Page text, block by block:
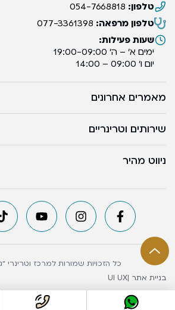
טלפון: 054-7668818
טלפון מרפאה: 077-3361398
שעות פעילות:
ימים א’ – ה’ 19:00-09:00
יום ו’ 09:00 – 14:00
מאמרים אחרונים
שירותים וטרינריים
ניווט מהיר
כל הזכויות שמורות למרכז וטרינרי
בניית אתר |UI UX